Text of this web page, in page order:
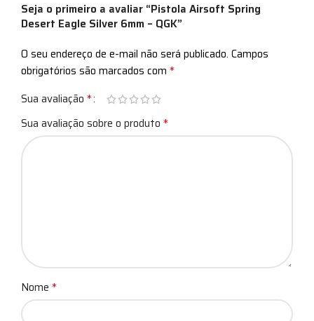
Seja o primeiro a avaliar “Pistola Airsoft Spring
Desert Eagle Silver 6mm – QGK”
O seu endereço de e-mail não será publicado. Campos
obrigatórios são marcados com *
Sua avaliação *
Sua avaliação sobre o produto *
Nome *